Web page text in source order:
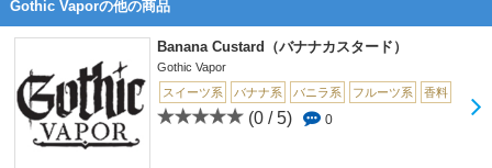
Gothic Vaporの他の商品
Banana Custard（バナナカスタード）
Gothic Vapor
スイーツ系
バナナ系 バニラ系 フルーツ系 香料
(0 / 5) 0